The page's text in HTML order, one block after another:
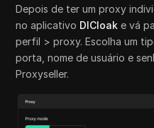
Depois de ter um proxy
no aplicativo DICloake vá
perfil > proxy. Escolha um
porta, nome de usuário e
Proxyseller.